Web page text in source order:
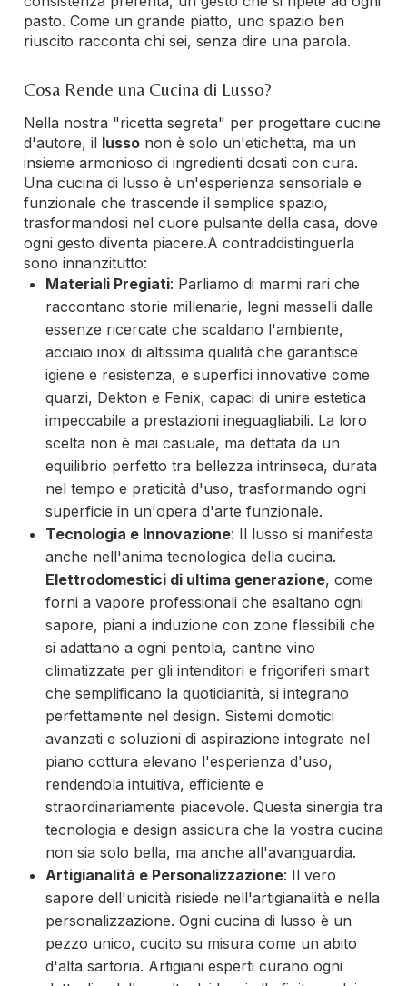
pasto. Come un grande piatto, uno spazio ben
riuscito racconta chi sei, senza dire una parola.
Cosa Rende una Cucina di Lusso?
Nella nostra "ricetta segreta" per progettare cucine
d'autore, il lusso non è solo un'etichetta, ma un
insieme armonioso di ingredienti dosati con cura.
Una cucina di lusso è un'esperienza sensoriale e
funzionale che trascende il semplice spazio,
trasformandosi nel cuore pulsante della casa, dove
ogni gesto diventa piacere.A contraddistinguerla
sono innanzitutto:
Materiali Pregiati: Parliamo di marmi rari che
raccontano storie millenarie, legni masselli dalle
essenze ricercate che scaldano l'ambiente,
acciaio inox di altissima qualità che garantisce
igiene e resistenza, e superfici innovative come
quarzi, Dekton e Fenix, capaci di unire estetica
impeccabile a prestazioni ineguagliabili. La loro
scelta non è mai casuale, ma dettata da un
equilibrio perfetto tra bellezza intrinseca, durata
nel tempo e praticità d'uso, trasformando ogni
superficie in un'opera d'arte funzionale.
Tecnologia e Innovazione: Il lusso si manifesta
anche nell'anima tecnologica della cucina.
Elettrodomestici di ultima generazione, come
forni a vapore professionali che esaltano ogni
sapore, piani a induzione con zone flessibili che
si adattano a ogni pentola, cantine vino
climatizzate per gli intenditori e frigoriferi smart
che semplificano la quotidianità, si integrano
perfettamente nel design. Sistemi domotici
avanzati e soluzioni di aspirazione integrate nel
piano cottura elevano l'esperienza d'uso,
rendendola intuitiva, efficiente e
straordinariamente piacevole. Questa sinergia tra
tecnologia e design assicura che la vostra cucina
non sia solo bella, ma anche all'avanguardia.
Artigianalità e Personalizzazione: Il vero
sapore dell'unicità risiede nell'artigianalità e nella
personalizzazione. Ogni cucina di lusso è un
pezzo unico, cucito su misura come un abito
d'alta sartoria. Artigiani esperti curano ogni